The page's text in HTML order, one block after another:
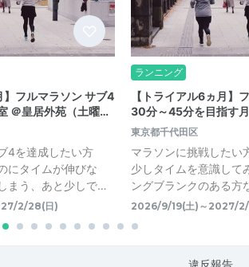
】フルマラソン サブ4
＠皇居外苑（土曜…
4を達成したい方
にタイムが伸びな
まう、あと少しで…
2/28(日)
ランニング
【トライアル6ヵ月】
30分～45分を目指す
東京都千代田区
マラソンに挑戦したい
少しタイムを意識して
ングブランクのある
2026/9/19(土)～2027/